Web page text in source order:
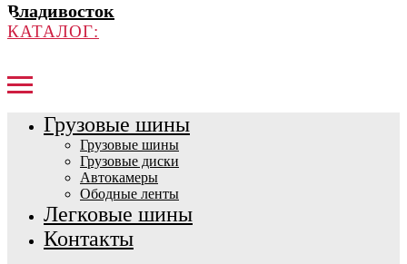
Владивосток
КАТАЛОГ:
Грузовые шины
Грузовые шины
Грузовые диски
Автокамеры
Ободные ленты
Легковые шины
Контакты